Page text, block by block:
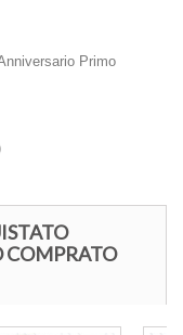
Primo
COMPRATO